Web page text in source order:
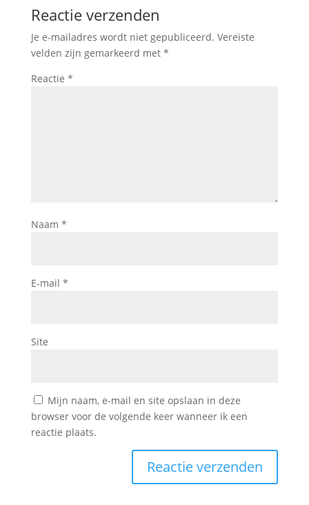
Reactie verzenden
Je e-mailadres wordt niet gepubliceerd. Vereiste
velden zijn gemarkeerd met *
Reactie *
Naam *
E-mail *
Site
Mijn naam, e-mail en site opslaan in deze
browser voor de volgende keer wanneer ik een
reactie plaats.